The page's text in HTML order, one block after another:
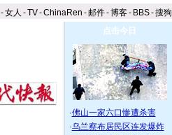
-女人 -TV-ChinaRen -邮件-博客- BBS-搜狗
点击今日
·佛山一家六口惨遭杀害
·乌兰察布居民区连发爆炸